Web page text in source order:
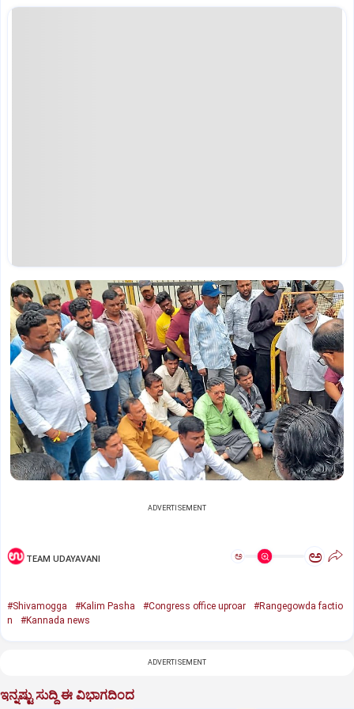
ADVERTISEMENT
TEAM UDAYAVANI ಅ ಅ
#Shivamogga #Kalim Pasha #Congress office uproar
#Rangegowda factio
n
#Kannada news
ADVERTISEMENT
ಇನ್ನಷ್ಟು ಸುದ್ದಿ ಈ ವಿಭಾಗದಿಂದ